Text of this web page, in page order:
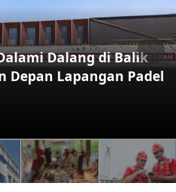
Dalang di Balik
Depan Lapangan Padel